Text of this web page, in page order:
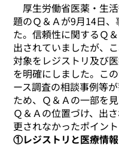
厚生労働省医薬・生
題のＱ＆Ａが9月14日
た。信頼性に関するＱ
出されていましたが、
対象をレジストリ及び
を明確にしました。こ
ース調査の相談事例等
ため、Ｑ＆Ａの一部を
Ｑ＆Ａの位置づけ、出
更されなかったポイン
①レジストリと医療情